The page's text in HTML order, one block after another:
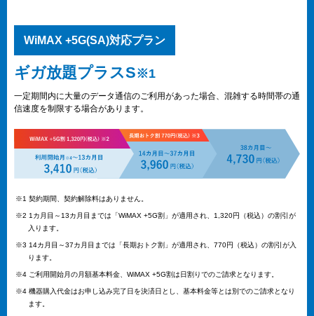
WiMAX +5G(SA)対応プラン
ギガ放題プラスS※1
一定期間内に大量のデータ通信のご利用があった場合、混雑する時間帯の通
信速度を制限する場合があります。
※1 契約期間、契約解除料はありません。
※2 1カ月目～13カ月目までは「WiMAX +5G割」が適用され、1,320円（税込）の割引が
入ります。
※3 14カ月目～37カ月目までは「長期おトク割」が適用され、770円（税込）の割引が入
ります。
※4 ご利用開始月の月額基本料金、WiMAX +5G割は日割りでのご請求となります。
※4 機器購入代金はお申し込み完了日を決済日とし、基本料金等とは別でのご請求となり
ます。